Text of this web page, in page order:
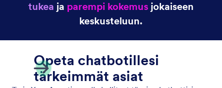
Luo chatbot-persoona, joka vastaa brändiäsi.
Muokkaa sävyä, tyyliä ja persoonallisuutta